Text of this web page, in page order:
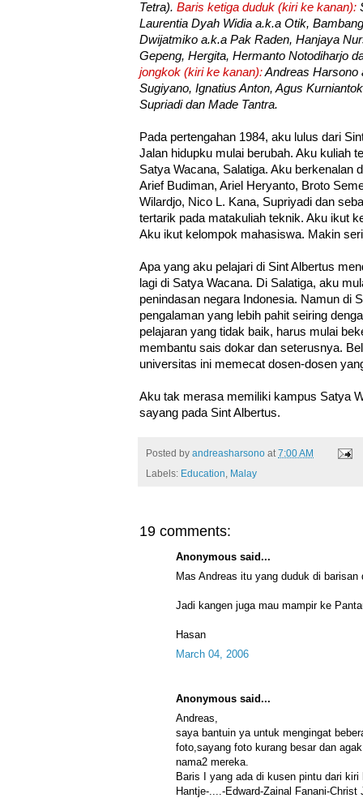
Tetra). Baris ketiga duduk (kiri ke kanan):
Laurentia Dyah Widia a.k.a Otik,
Dwijatmiko a.k.a Pak Raden, Hanjaya
Gepeng, Hergita, Hermanto Notodiharjo
jongkok (kiri ke kanan):Andreas Harsono
Sugiyano, Ignatius Anton, Agus
Supriadi dan Made Tantra.
Pada pertengahan 1984, aku lulus dari
Jalan hidupku mulai berubah. Aku kuliah
Satya Wacana, Salatiga. Aku berkenalan
Arief Budiman, Ariel Heryanto, Broto
Wilardjo, Nico L. Kana, Supriyadi dan
tertarik pada matakuliah teknik. Aku ikut
Aku ikut kelompok mahasiswa. Makin
Apa yang aku pelajari di Sint Albertus
lagi di Satya Wacana. Di Salatiga, aku
penindasan negara Indonesia. Namun di
pengalaman yang lebih pahit seiring
pelajaran yang tidak baik, harus mulai
membantu sais dokar dan seterusnya.
universitas ini memecat dosen-dosen
Aku tak merasa memiliki kampus Satya
sayang pada Sint Albertus.
Posted by andreasharsono at 7:00 AM
Labels: Education Malay
19 comments:
Anonymous said...
Mas Andreas itu yang duduk di
Jadi kangen juga mau mampir ke
Hasan
March 04, 2006
Anonymous said...
Andreas,
saya bantuin ya untuk mengingat
foto,sayang foto kurang besar dan
nama2 mereka.
Baris I yang ada di kusen pintu dari kiri
Hantje-....-Edward-Zainal Fanani-